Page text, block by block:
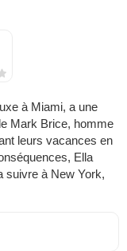
à Miami, a une
Mark Brice, homme
leurs vacances en
Ella
suivre à New York,